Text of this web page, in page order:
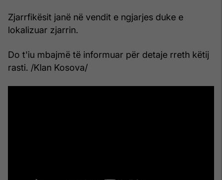
Zjarrfikësit janë në vendit e ngjarjes duke e
lokalizuar zjarrin.
Do t'iu mbajmë të informuar për detaje rreth këtij
rasti. /Klan Kosova/